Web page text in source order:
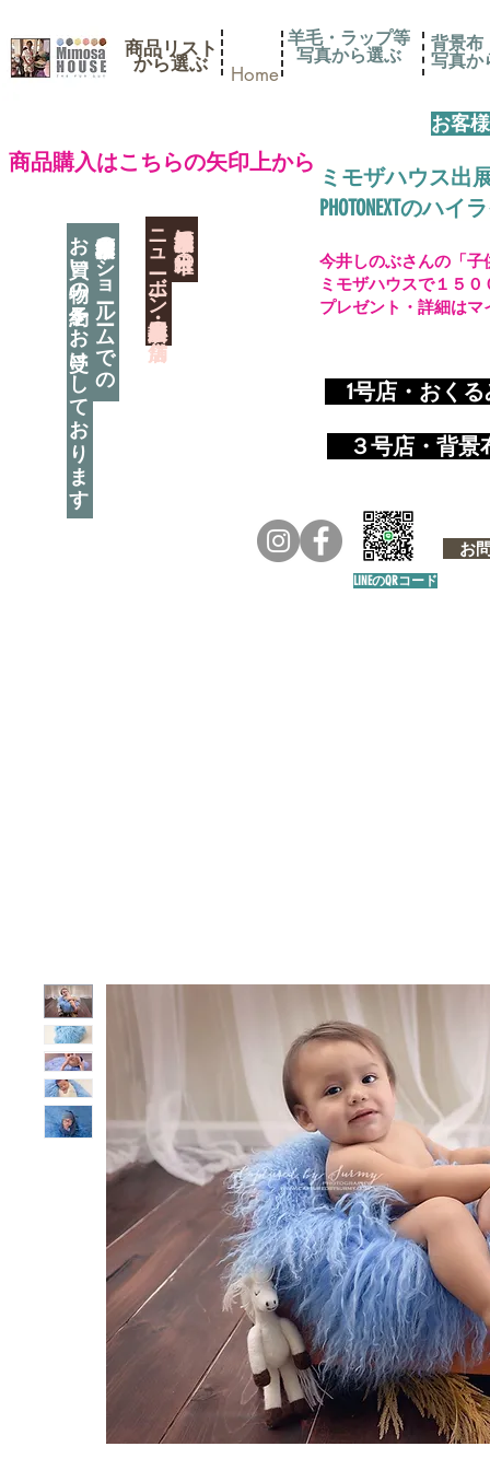
商品リスト
​から選ぶ Home
​商品購入はこちらの矢印上から
神奈川県相模原市に日本唯一の
​ニューボーン撮影用小道具店・３店舗
羊毛・ラップ等
写真から選ぶ
背景布
写真か
お客
ミモザハウス出
PHOTONEXTのハ
神奈川県相模原市のショールームでの
お買い物の予約をお受けしております 1号店・おく
​ ３号店・背
お
今井しのぶさんの「
ミモザハウスで１５
プレゼント・詳細は
LINEのQRコード